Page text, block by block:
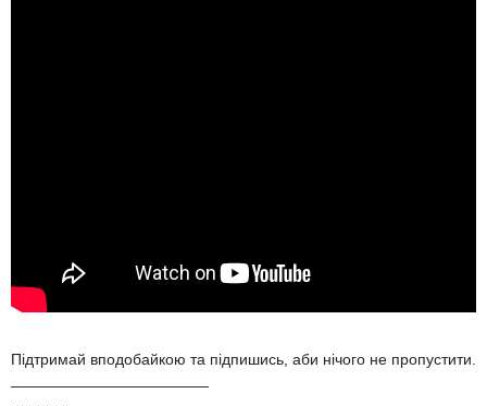
Підтримай вподобайкою та підпишись, аби нічого не пропустити.
—————————————